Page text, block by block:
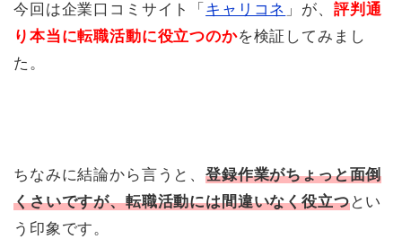
今回は企業口コミサイト「 キャリコネ 」が、 評判通
り本当に転職活動に役立つのかを検証してみまし
た。
ちなみに結論から言うと、登録作業がちょっと面倒
くさいですが、転職活動には間違いなく役立つとい
う印象です。